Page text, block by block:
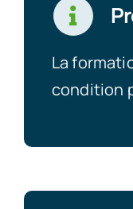
La
condition